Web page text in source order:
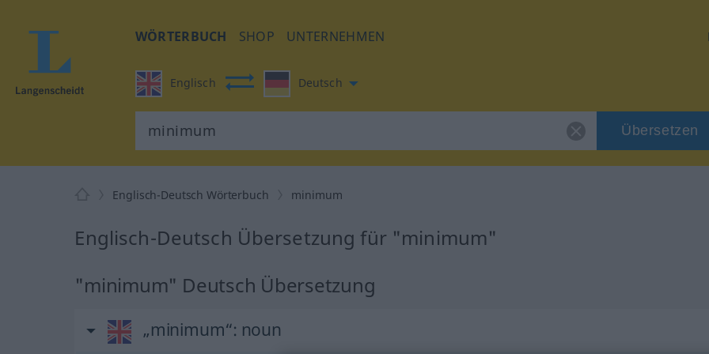
WÖRTERBUCH SHOP UNTERNEHMEN
Englisch Deutsch
Übersetzen
Englisch-Deutsch Wörterbuch minimum
Englisch-Deutsch Übersetzung für "minimum"
"minimum" Deutsch Übersetzung
„minimum“: noun